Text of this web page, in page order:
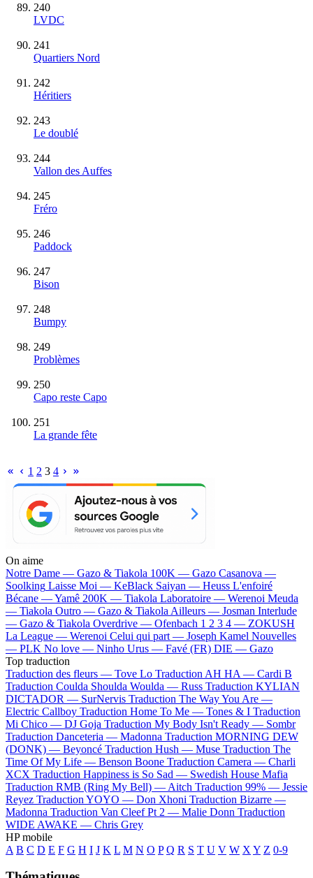
240
LVDC
241
Quartiers Nord
242
Héritiers
243
Le doublé
244
Vallon des Auffes
245
Fréro
246
Paddock
247
Bison
248
Bumpy
249
Problèmes
250
Capo reste Capo
251
La grande fête
1 2 3 4
On aime
Notre Dame — Gazo & Tiakola 100K — Gazo Casanova —
Soolking Laisse Moi — KeBlack Saiyan — Heuss L'enfoiré
Bécane —Yamê 200K — Tiakola Laboratoire — Werenoi Meuda
— Tiakola Outro — Gazo & Tiakola Ailleurs — Josman Interlude
— Gazo & Tiakola Overdrive — Ofenbach 1 2 3 4 — ZOKUSH
La League — Werenoi Celui qui part — Joseph Kamel Nouvelles
— PLK No love — Ninho Urus — Favé (FR) DIE — Gazo
Top traduction
Traduction des fleurs — Tove Lo Traduction AH HA — Cardi B
Traduction Coulda Shoulda Woulda — Russ Traduction KYLIAN
DICTADOR — SurNervis Traduction The Way You Are —
Electric Callboy Traduction Home To Me — Tones & I Traduction
Mi Chico — DJ Goja Traduction My Body Isn't Ready — Sombr
Traduction Danceteria — Madonna Traduction MORNING DEW
(DONK) — Beyoncé Traduction Hush — Muse Traduction The
Time Of My Life — Benson Boone Traduction Camera — Charli
XCX Traduction Happiness is So Sad — Swedish House Mafia
Traduction RMB (Ring My Bell) — Aitch Traduction 99% — Jessie
Reyez Traduction YOYO — Don Xhoni Traduction Bizarre —
Madonna Traduction Van Cleef Pt 2 — Malie Donn Traduction
WIDE AWAKE — Chris Grey
HP mobile
A B C D E F G H I J K L M N O P Q R S T U V W X Y Z 0-9